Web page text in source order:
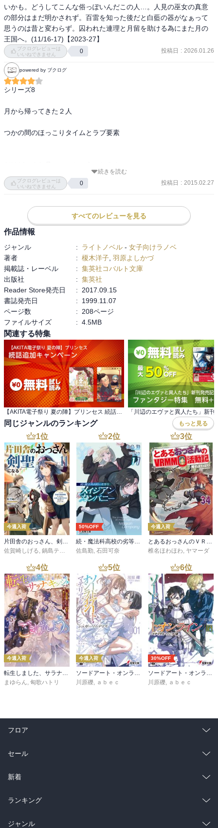
いかも。どうしてこんな俗っぽいんだこの人…。人見の巫女の真意
の部分はまだ明かされず。百雷を知った後だと白藍の器がなぁって
思うのは昔と変わらず。囚われた連理と月留を助ける為にまた月の
王国へ。(11/16-17)【2023-27】
ブクログレビューは
いいねできません
0 投稿日 : 2026.01.26
powered by ブクログ
シリーズ8
月から帰ってきた２人
つかの間のほっこりタイムとラブ要素
な巻
続きを読む
ブクログレビューは
いいねできません
0 投稿日 : 2015.02.27
すべてのレビューを見る
作品情報
ジャンル : ライトノベル - 女子向けラノベ
著者
: 榎木洋子 羽原よしかづ
掲載誌・レーベル
: 集英社コバルト文庫
出版社
: 集英社
Reader Store発売日
:
2017.09.15
書誌発売日
:
1999.11.07
ページ数
:
208ページ
ファイルサイズ
: 4.5MB
関連する特集
【AKITA電子祭り 夏の陣】プリンセス 続話追加キャンペーン
同じジャンルのランキング もっと見る
1位
今週入荷
片田舎のおっさん、剣聖になる 11 ～ただの田舎の剣術師範だったのに、大成した弟子たちが俺を放ってくれない件～
佐賀崎しげる, 鍋島テツヒロ
2位
50%OFF
続・魔法科高校の劣等生 メイジアン・カンパニー(11)
佐島勤, 石田可奈
3位
今週入荷
とあるおっさんのＶＲＭＭＯ活動記34
椎名ほわほわ, ヤマーダ
4位
今週入荷
まゆらん 匈歌ハトリ
5位
今週入荷
川原礫
ａｂｅｃ
6位
30%OFF
川原礫
ａｂｅｃ
フロア
総合
ラノベ
雑誌・グラビア
BL・TL
セール
総合
ラノベ
雑誌・グラビア
新着
総合
ラノベ
ランキング
総合
ジャンル